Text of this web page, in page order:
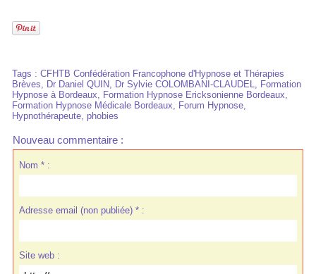
Tags : CFHTB Confédération Francophone d'Hypnose et Thérapies
Brèves, Dr Daniel QUIN, Dr Sylvie COLOMBANI-CLAUDEL, Formation
Hypnose à Bordeaux, Formation Hypnose Ericksonienne Bordeaux,
Formation Hypnose Médicale Bordeaux, Forum Hypnose,
Hypnothérapeute, phobies
Nouveau commentaire :
Nom * :
Adresse email (non publiée) * :
Site web :